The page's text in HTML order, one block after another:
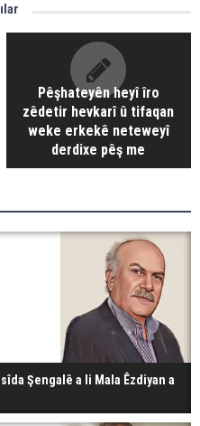
Pêşhateyên heyî îro
zêdetir hevkarî û tifaqan
weke erkekê neteweyî
derdixe pêş me
Şengalê a li Mala Êzdiyan a